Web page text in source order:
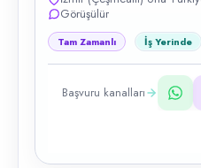
Görüşülür
Tam Zamanlı İş Yerinde
Başvuru kanalları